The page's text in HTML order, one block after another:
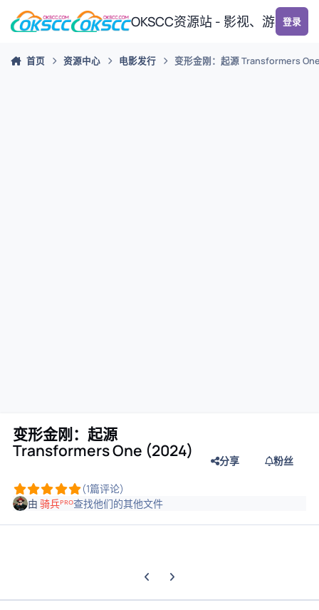
跳转到帖子
OKSCC资源站 - 影视、游戏、
登录
首页 资源中心 电影发行 变形金刚：起源 Transformers
变形金刚：起源
Transformers One (2024)
(1篇评论)
分享 粉丝
由骑兵ᴾᴿᴼ查找他们的其他文件
上一张轮播幻灯片
下一张轮播幻灯片